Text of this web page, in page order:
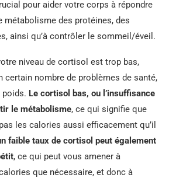
pour aider votre corps à répondre
métabolisme des protéines, des
ainsi qu’à contrôler le sommeil/éveil.
niveau de cortisol est trop bas,
certain nombre de problèmes de santé,
poids. Le cortisol bas, ou l’insuffisance
le métabolisme, ce qui signifie que
les calories aussi efficacement qu’il
faible taux de cortisol peut également
, ce qui peut vous amener à
que nécessaire, et donc à